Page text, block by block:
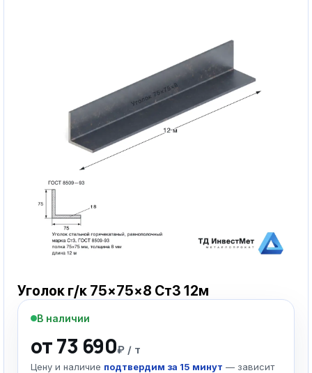
Уголок г/к 75×75×8 Ст3 12м
В наличии
от 73 690₽ / т
Цену и наличие подтвердим за 15 минут — зависит